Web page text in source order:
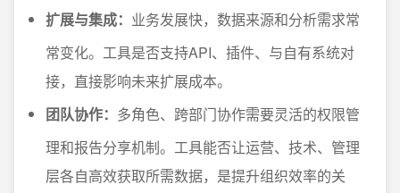
扩展与集成： 业务发展快，数据来源和分析需求常
常变化。工具是否支持API、插件、与自有系统对
接，直接影响未来扩展成本。
团队协作： 多角色、跨部门协作需要灵活的权限管
理和报告分享机制。工具能否让运营、技术、管理
层各自高效获取所需数据，是提升组织效率的关